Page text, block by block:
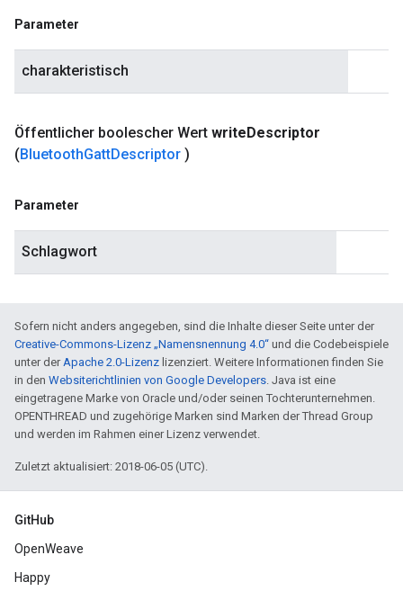
Parameter
charakteristisch
Öffentlicher boolescher Wert writeDescriptor
(BluetoothGattDescriptor )
Parameter
Schlagwort
Sofern nicht anders angegeben, sind die Inhalte dieser Seite unter der
Creative-Commons-Lizenz „Namensnennung 4.0“ und die Codebeispiele
unter derApache 2.0-Lizenz lizenziert. Weitere Informationen finden Sie
in den Websiterichtlinien von Google Developers. Java ist eine
eingetragene Marke von Oracle und/oder seinen Tochterunternehmen.
OPENTHREAD und zugehörige Marken sind Marken der Thread Group
und werden im Rahmen einer Lizenz verwendet.
Zuletzt aktualisiert: 2018-06-05 (UTC).
GitHub
OpenWeave
Happy